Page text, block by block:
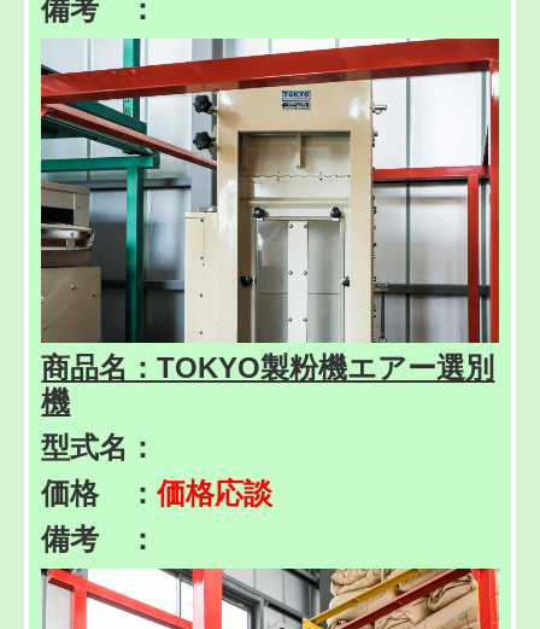
備考 ：
商品名：TOKYO製粉機エアー選別
機
型式名：
価格 ：価格応談
備考 ：